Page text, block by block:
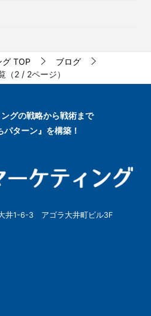
グ TOP
ブログ
（2 / 2ページ）
グの戦略から戦術まで
パターン』を構築！
井1-6-3 アゴラ大井町ビル3F